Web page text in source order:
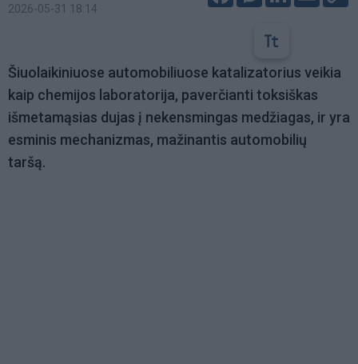
2026-05-31 18:14
Šiuolaikiniuose automobiliuose katalizatorius veikia
kaip chemijos laboratorija, paverčianti toksiškas
išmetamąsias dujas į nekensmingas medžiagas, ir yra
esminis mechanizmas, mažinantis automobilių
taršą.